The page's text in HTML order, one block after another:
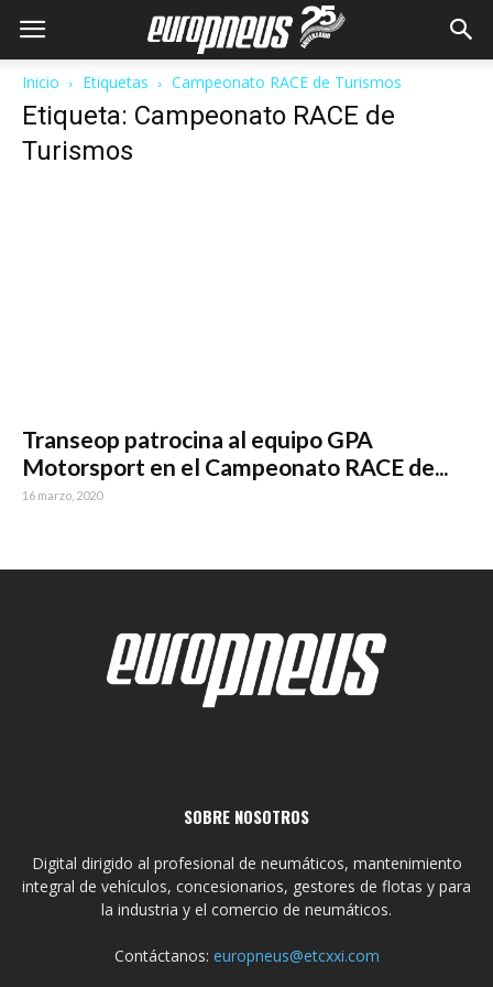
Inicio Etiquetas Campeonato RACE de Turismos
Etiqueta: Campeonato RACE de
Turismos
Transeop patrocina al equipo GPA
Motorsport en el Campeonato RACE de...
16 marzo, 2020
SOBRE NOSOTROS
Digital dirigido al profesional de neumáticos, mantenimiento
integral de vehículos, concesionarios, gestores de flotas y para
la industria y el comercio de neumáticos.
Contáctanos: europneus@etcxxi.com